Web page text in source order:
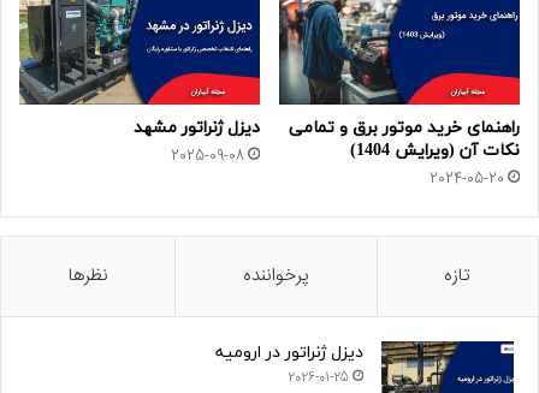
راهنمای خرید موتور برق و تمامی
نکات آن (ویرایش 1404)
2024-05-20
دیزل ژنراتور مشهد
2025-09-08
تازه پرخواننده نظرها
دیزل ژنراتور در ارومیه
2026-01-25